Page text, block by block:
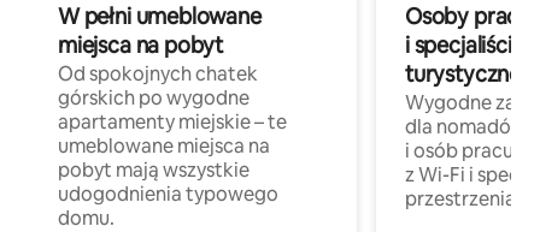
W pełni umeblowane
miejsca na pobyt
Od spokojnych chatek
górskich po wygodne
apartamenty miejskie – te
umeblowane miejsca na
pobyt mają wszystkie
udogodnienia typowego
domu.
Osoby
i specjaliści z
turystycznej
Wygodne
dla nomadów
i osób
z Wi-Fi i
przestrzenią